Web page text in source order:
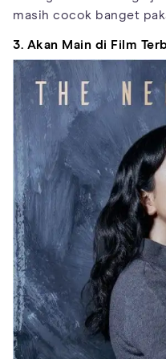
masih cocok banget
3. Akan Main di Film